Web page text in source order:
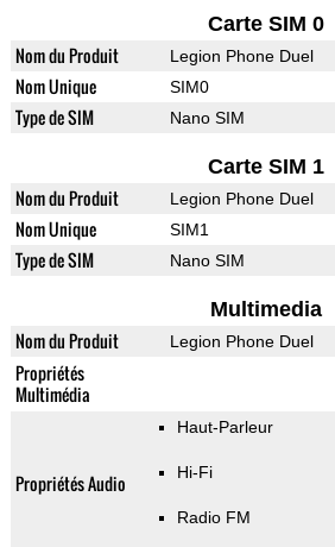
Carte SIM 0
Nom du Produit Legion Phone Duel
Nom Unique SIM0
Type de SIM Nano SIM
Carte SIM 1
Nom du Produit Legion Phone Duel
Nom Unique SIM1
Type de SIM Nano SIM
Multimedia
Nom du Produit Legion Phone Duel
Propriétés
Multimédia
Propriétés Audio
Haut-Parleur
Hi-Fi
Radio FM